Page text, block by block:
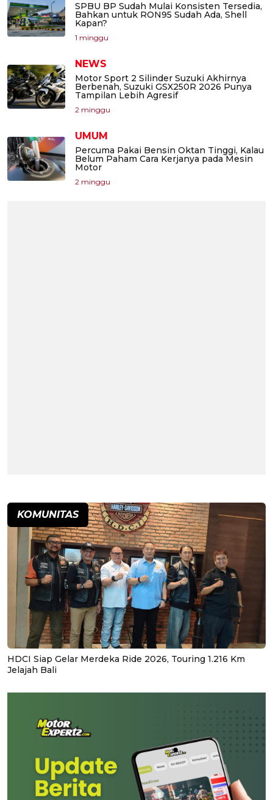
SPBU BP Sudah Mulai Konsisten Tersedia,
Bahkan untuk RON95 Sudah Ada, Shell
Kapan?
1 minggu
NEWS
Motor Sport 2 Silinder Suzuki Akhirnya
Berbenah, Suzuki GSX250R 2026 Punya
Tampilan Lebih Agresif
2 minggu
UMUM
Percuma Pakai Bensin Oktan Tinggi, Kalau
Belum Paham Cara Kerjanya pada Mesin
Motor
2 minggu
KOMUNITAS
HDCI Siap Gelar Merdeka Ride 2026, Touring 1.216 Km
Jelajah Bali